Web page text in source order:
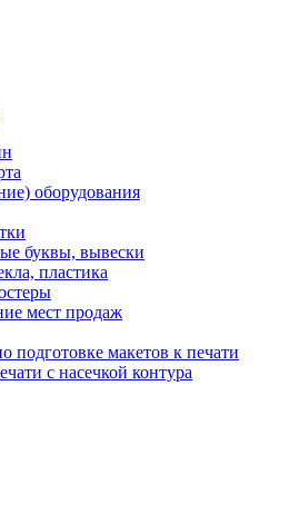
оборудования
буквы, вывески
пластика
мест продаж
подготовке макетов к печати
с насечкой контура